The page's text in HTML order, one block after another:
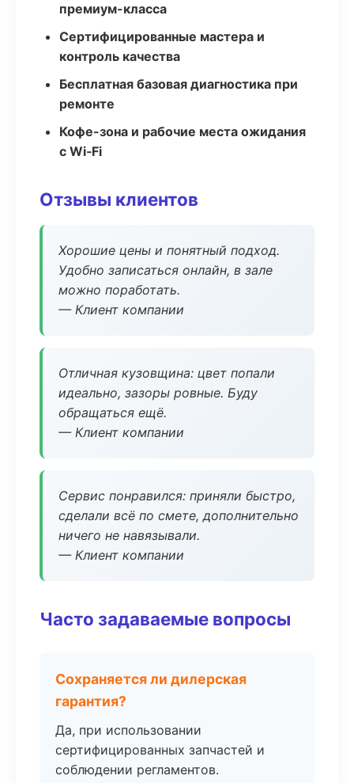
премиум-класса
Сертифицированные мастера и
контроль качества
Бесплатная базовая диагностика при
ремонте
Кофе-зона и рабочие места ожидания
с Wi‑Fi
Отзывы клиентов
Хорошие цены и понятный подход.
Удобно записаться онлайн, в зале
можно поработать.
— Клиент компании
Отличная кузовщина: цвет попали
идеально, зазоры ровные. Буду
обращаться ещё.
— Клиент компании
Сервис понравился: приняли быстро,
сделали всё по смете, дополнительно
ничего не навязывали.
— Клиент компании
Часто задаваемые вопросы
Сохраняется ли дилерская
гарантия?
Да, при использовании
сертифицированных запчастей и
соблюдении регламентов.